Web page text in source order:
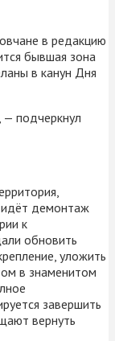
в редакцию
бывшая зона
в канун Дня
— подчеркнул
идёт демонтаж
к
обновить
уложить
в знаменитом
завершить
вернуть